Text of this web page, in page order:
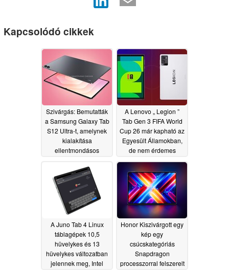
Kapcsolódó cikkek
Szivárgás: Bemutatták
a Samsung Galaxy Tab
S12 Ultra-t, amelynek
kialakítása
ellentmondásos
07/16/2026
A Lenovo „ Legion ”
Tab Gen 3 FIFA World
Cup 26 már kapható az
Egyesült Államokban,
de nem érdemes
06/14/2026
A Juno Tab 4 Linux
táblagépek 10,5
hüvelykes és 13
hüvelykes változatban
jelennek meg, Intel
Honor Kiszivárgott egy
kép egy
csúcskategóriás
Snapdragon
processzorral felszerelt